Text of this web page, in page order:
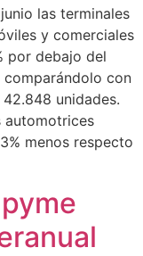
las terminales
y comerciales
por debajo del
comparándolo con
unidades.
automotrices
menos respecto